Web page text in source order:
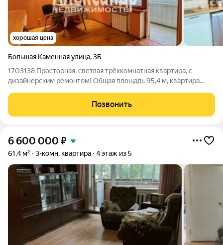
хорошая цена
Большая Каменная улица,3Б
1703138 Просторная, светлая трёхкомнатная квартира, с
дизайнерским ремонтом! Общая площадь 95,4 м, квартира
встроенной мебелью и
Позвонить
6 600 000 ₽
61,4 м² 3-комн. квартира 4 этаж из 5